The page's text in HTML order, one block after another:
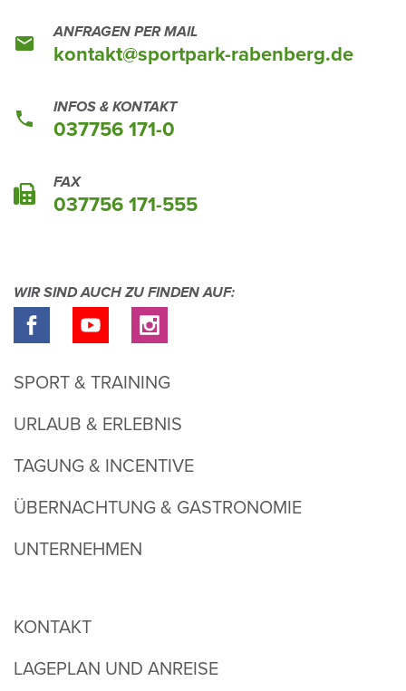
ANFRAGEN PER MAIL
kontakt@sport­park-raben­berg.de
INFOS & KONTAKT
037756 171-0
FAX
037756 171-555
WIR SIND AUCH ZU FINDEN AUF:
SPORT & TRAINING
URLAUB & ERLEBNIS
TAGUNG & INCENTIVE
ÜBERNACHTUNG & GASTRONOMIE
UNTERNEHMEN
KONTAKT
LAGEPLAN UND ANREISE